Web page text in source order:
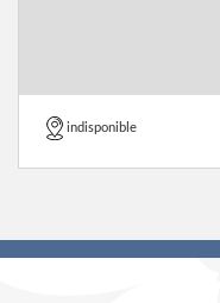
indisponible